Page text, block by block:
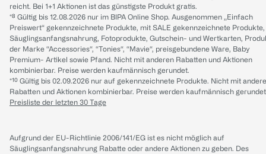
reicht. Bei 1+1 Aktionen ist das günstigste Produkt gratis.
*⁸ Gültig bis 12.08.2026 nur im BIPA Online Shop. Ausgenommen „Einfach
Preiswert“ gekennzeichnete Produkte, mit SALE gekennzeichnete Produkte,
Säuglingsanfangsnahrung, Fotoprodukte, Gutschein- und Wertkarten,
der Marke “Accessories“, “Tonies“, “Mavie“, preisgebundene Ware, Baby
Premium- Artikel sowie Pfand. Nicht mit anderen Rabatten und Aktionen
kombinierbar. Preise werden kaufmännisch gerundet.
*¹⁰ Gültig bis 02.09.2026 nur auf gekennzeichnete Produkte. Nicht mit
Rabatten und Aktionen kombinierbar. Preise werden kaufmännisch
Preisliste der letzten 30 Tage
Aufgrund der EU-Richtlinie 2006/141/EG ist es nicht möglich auf
Säuglingsanfangsnahrung Rabatte oder andere Aktionen zu geben. Des